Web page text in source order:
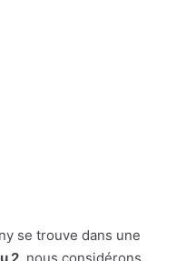
se trouve dans une